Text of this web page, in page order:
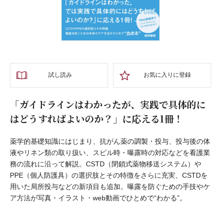
試し読み お気に入りに登録
「ガイドラインはわかったが、実践で具体的に
はどうすればよいのか？」に応える1冊！
薬学的基礎知識にはじまり、抗がん薬の調製・投与、投与後の体
液やリネン類の取り扱い、スピル時・曝露時の対応などを看護業
務の流れに沿って解説。CSTD（閉鎖式薬物移送システム）や
PPE（個人防護具）の選択肢とその特徴をさらに充実、CSTDを
用いた局所投与などの新項目も追加。曝露を防ぐための手技やケ
ア方法が写真・イラスト・web動画でひとめで“わかる”。